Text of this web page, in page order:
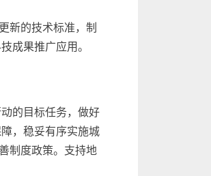
新的技术标准，制
成果推广应用。
的目标任务，做好
，稳妥有序实施城
制度政策。支持地